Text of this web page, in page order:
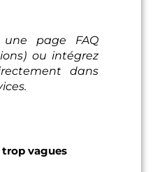
page FAQ
ou intégrez
dans
trop vagues